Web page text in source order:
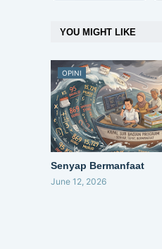
YOU MIGHT LIKE
OPINI
Senyap Bermanfaat
June 12, 2026